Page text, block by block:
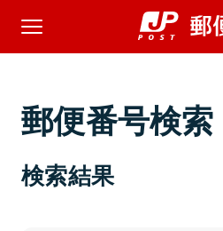
郵便番号検索
検索結果